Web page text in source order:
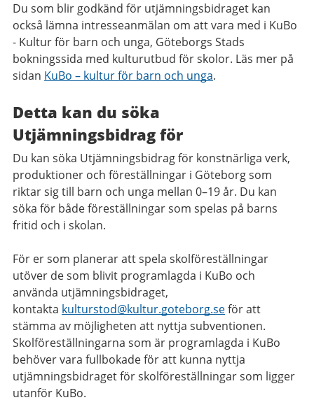
Du som blir godkänd för utjämningsbidraget kan
också lämna intresseanmälan om att vara med i KuBo
- Kultur för barn och unga, Göteborgs Stads
bokningssida med kulturutbud för skolor. Läs mer på
sidan KuBo – kultur för barn och unga.
Detta kan du söka
Utjämningsbidrag för
Du kan söka Utjämningsbidrag för konstnärliga verk,
produktioner och föreställningar i Göteborg som
riktar sig till barn och unga mellan 0–19 år. Du kan
söka för både föreställningar som spelas på barns
fritid och i skolan.
För er som planerar att spela skolföreställningar
utöver de som blivit programlagda i KuBo och
använda utjämningsbidraget,
kontakta kulturstod@kultur.goteborg.seför att
stämma av möjligheten att nyttja subventionen.
Skolföreställningarna som är programlagda i KuBo
behöver vara fullbokade för att kunna nyttja
utjämningsbidraget för skolföreställningar som ligger
utanför KuBo.